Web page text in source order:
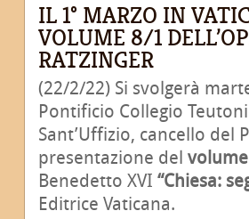
IL 1° MARZO IN
VOLUME 8/1
RATZINGER
(22/2/22) Si svolgerà
Pontificio Collegio
Sant’Uffizio, cancello
presentazione del
Benedetto XVI “Chiesa:
Editrice Vaticana.